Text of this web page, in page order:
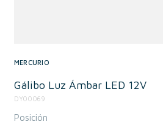
MERCURIO
Gálibo Luz Ámbar LED 12V
DY00069
Posición